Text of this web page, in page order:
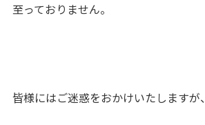
至っておりません。
皆様にはご迷惑をおかけいたしますが、